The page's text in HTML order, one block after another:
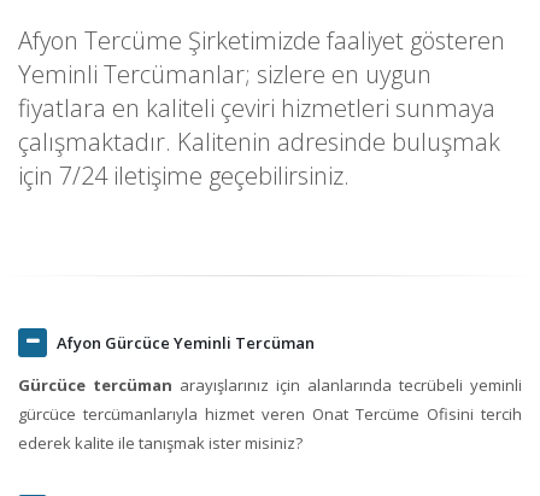
Afyon Tercüme Şirketimizde faaliyet gösteren
Yeminli Tercümanlar; sizlere en uygun
fiyatlara en kaliteli çeviri hizmetleri sunmaya
çalışmaktadır. Kalitenin adresinde buluşmak
için 7/24 iletişime geçebilirsiniz.
Afyon Gürcüce Yeminli Tercüman
Gürcüce tercüman arayışlarınız için alanlarında tecrübeli yeminli
gürcüce tercümanlarıyla hizmet veren Onat Tercüme Ofisini tercih
ederek kalite ile tanışmak ister misiniz?